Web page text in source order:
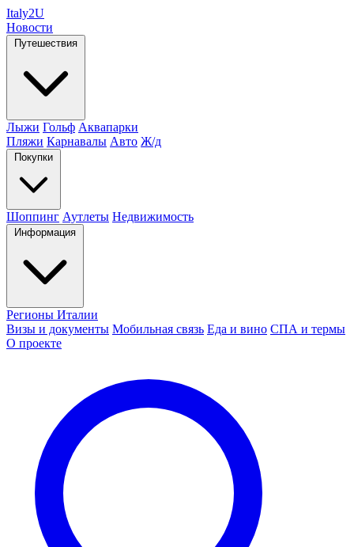
Italy2U
Новости
Путешествия
Лыжи Гольф Аквапарки
Пляжи Карнавалы Авто Ж/д
Покупки
Шоппинг Аутлеты Недвижимость
Информация
Регионы Италии
Визы и документы Мобильная связь Еда и вино СПА и термы
О проекте